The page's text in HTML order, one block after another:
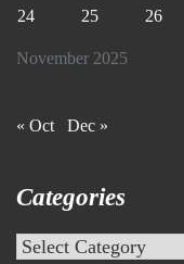
November 2025
24
25 26
« Oct Dec »
Categories
Categories